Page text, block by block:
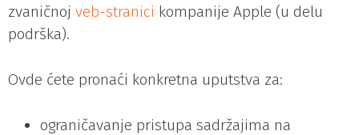
zvaničnoj veb-stranici kompanije Apple (u delu
podrška).
Ovde ćete pronaći konkretna uputstva za:
ograničavanje pristupa sadržajima na